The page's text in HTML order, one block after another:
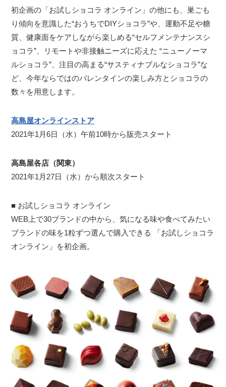
初企画の「お試しショコラ オンライン」の他にも、巣ごも
り傾向を意識した“おうちでDIYショコラ”や、運動不足や糖
質、健康面をケアしながら楽しめる“セルフメンテナンスシ
ョコラ”、リモートや非接触ニーズに応えた “ニューノーマ
ルショコラ”、注目の高まる“サスティナブルなショコラ”な
ど、今年ならではのバレンタインの楽しみ方とショコラの
数々を用意します。
高島屋オンラインストア
2021年1月6日（水）午前10時から販売スタート
高島屋各店（関東）
2021年1月27日（水）から順次スタート
■ お試しショコラ オンライン
WEB上で30ブランドの中から、気になる味や食べてみたい
ブランドの味を1粒ずつ選んで購入できる 「お試しショコラ
オンライン」を初企画。